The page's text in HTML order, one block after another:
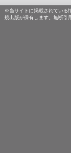
※当サイトに掲載されている
規出版が保有します。無断引